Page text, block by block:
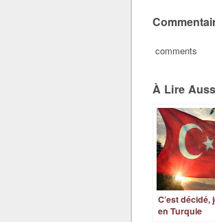
comments
À Lire
C’est décidé,
en Turquie